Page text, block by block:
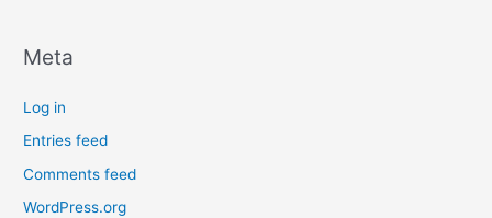
Meta
Log in
Entries feed
Comments feed
WordPress.org